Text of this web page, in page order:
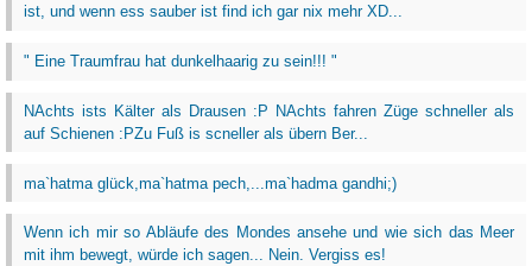
ist, und wenn ess sauber ist find ich gar nix mehr XD...
" Eine Traumfrau hat dunkelhaarig zu sein!!! "
NAchts ists Kälter als Drausen :P NAchts fahren Züge schneller als
auf Schienen :PZu Fuß is scneller als übern Ber...
ma`hatma glück,ma`hatma pech,...ma`hadma gandhi;)
Wenn ich mir so Abläufe des Mondes ansehe und wie sich das Meer
mit ihm bewegt, würde ich sagen... Nein. Vergiss es!